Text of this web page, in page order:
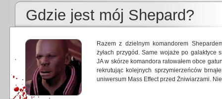
Gdzie jest mój Shepard?
Razem z dzielnym komandorem
żyłach przygód. Same wojaże po galaktyce
JA w skórze komandora ratowałem obce
rekrutując kolejnych sprzymierzeńców
uniwersum Mass Effect przed Żniwiarzami.